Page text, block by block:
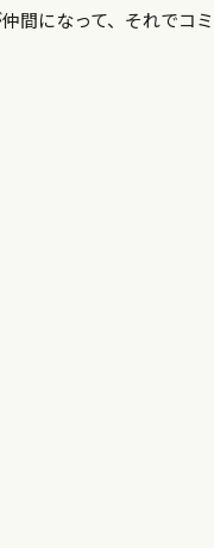
間になって、それでコ